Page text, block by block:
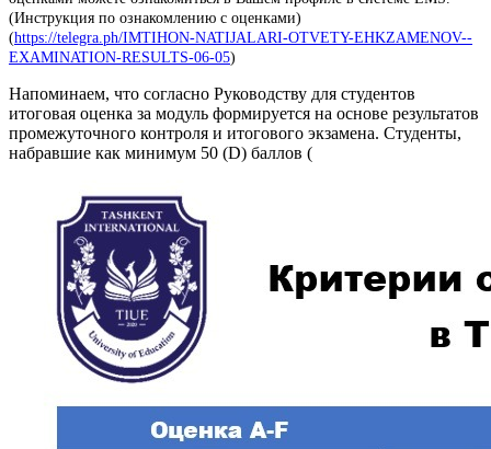
(Инструкция по ознакомлению с оценками)
(https://telegra.ph/IMTIHON-NATIJALARI-OTVETY-EHKZAMENOV--
EXAMINATION-RESULTS-06-05)
Напоминаем, что согласно Руководству для студентов
итоговая оценка за модуль формируется на основе результатов
промежуточного контроля и итогового экзамена. Студенты,
набравшие как минимум 50 (D) баллов (